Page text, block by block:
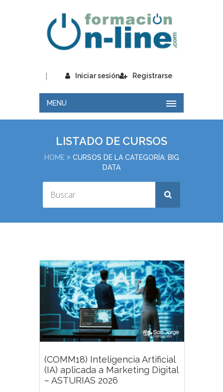
Iniciar sesión
| Registrarse
MENU
LISTADO DE CURSOS
HOME
CURSOS DE LA CATEGORÍA: BIG
DATA
(COMM18) Inteligencia Artificial
(IA) aplicada a Marketing Digital
– ASTURIAS 2026